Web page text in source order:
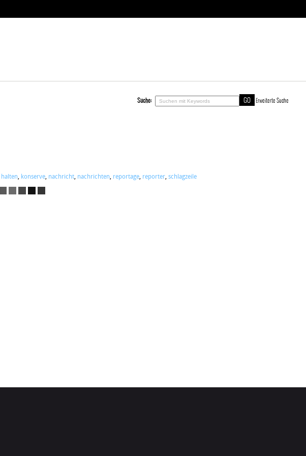
Suche: Erweiterte Suche
halten, konserve, nachricht, nachrichten, reportage, reporter, schlagzeile